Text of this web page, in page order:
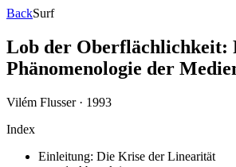
BackSurf
Lob der Oberflächlichkeit:
Phänomenologie der
Vilém Flusser· 1993
Index
Einleitung: Die Krise der Linearität